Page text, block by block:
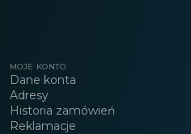
MOJE KONTO
Dane konta
Adresy
Historia zamówień
Reklamacje